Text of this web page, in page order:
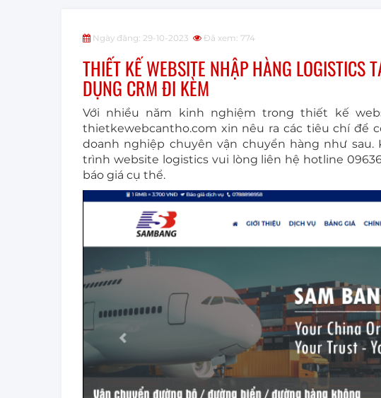
Ngày đăng: 29-10-2023 Đã xem: 774
THIẾT KẾ WEBSITE NHẬP HÀNG LOGISTICS
DỤNG CRM ĐI KÈM
Với nhiều năm kinh nghiệm trong thiết kế
thietkewebcantho.com xin nêu ra các tiêu chí để
doanh nghiệp chuyên vận chuyển hàng như
trình website logistics vui lòng liên hệ hotline
báo giá cụ thể.